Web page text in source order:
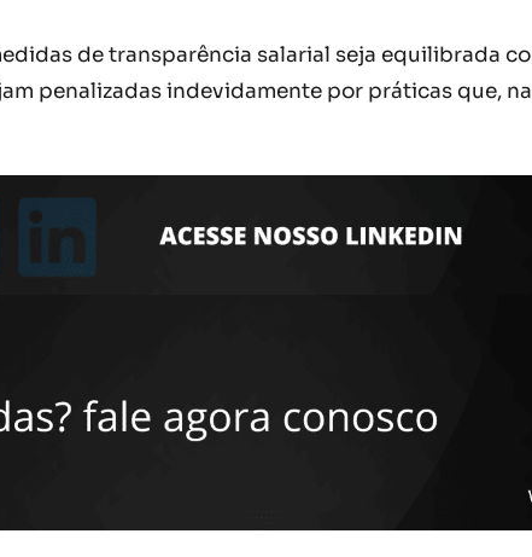
de transparência salarial seja equilibrada
penalizadas indevidamente por práticas que,